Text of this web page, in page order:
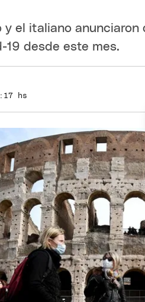
y el italiano
19 desde este mes.
hs